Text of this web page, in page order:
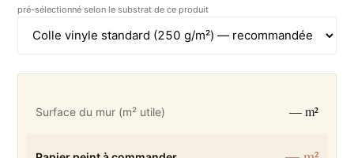
pré-sélectionné selon le substrat de ce produit
Surface du mur (m² utile) — m²